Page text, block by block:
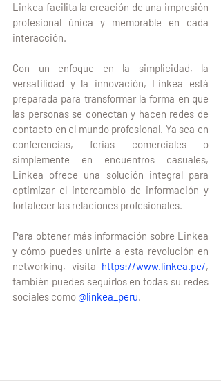
Linkea facilita la creación de una impresión
profesional única y memorable en cada
interacción.
Con un enfoque en la simplicidad, la
versatilidad y la innovación, Linkea está
preparada para transformar la forma en que
las personas se conectan y hacen redes de
contacto en el mundo profesional. Ya sea en
conferencias, ferias comerciales o
simplemente en encuentros casuales,
Linkea ofrece una solución integral para
optimizar el intercambio de información y
fortalecer las relaciones profesionales.
Para obtener más información sobre Linkea
y cómo puedes unirte a esta revolución en
networking, visita https://www.linkea.pe/,
también puedes seguirlos en todas su redes
sociales como @linkea_peru.